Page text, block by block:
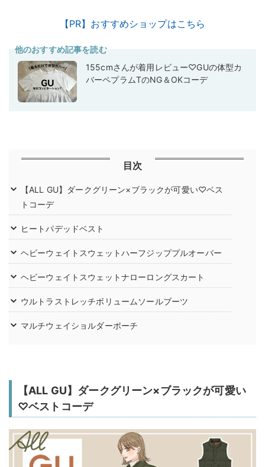
【PR】おすすめショップはこちら
他のおすすめ記事を読む
155cmさんが着用レビュー♡GUの体型カ
バーペプラムTのNG＆OKコーデ
目次
【ALL GU】ダークグリーン×ブラックが可愛い♡ベス
トコーデ
ヒートパデッドベスト
ヘビーウェイトスウェットハーフジッププルオーバー
ヘビーウェイトスウェットナローロングスカート
ウルトラストレッチボリュームソールブーツ
マルチウェイショルダーポーチ
【ALL GU】ダークグリーン×ブラックが可愛い
♡ベストコーデ